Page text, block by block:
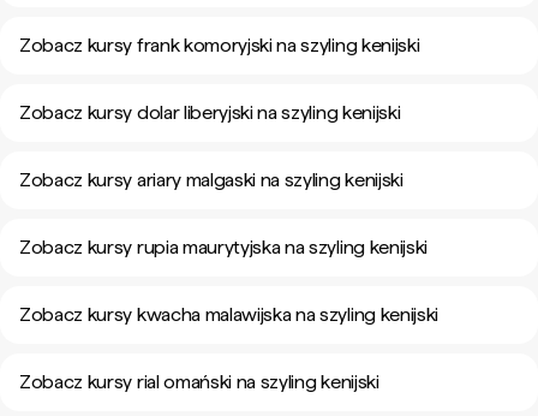
Zobacz kursy frank komoryjski na szyling kenijski
Zobacz kursy dolar liberyjski na szyling kenijski
Zobacz kursy ariary malgaski na szyling kenijski
Zobacz kursy rupia maurytyjska na szyling kenijski
Zobacz kursy kwacha malawijska na szyling kenijski
Zobacz kursy rial omański na szyling kenijski